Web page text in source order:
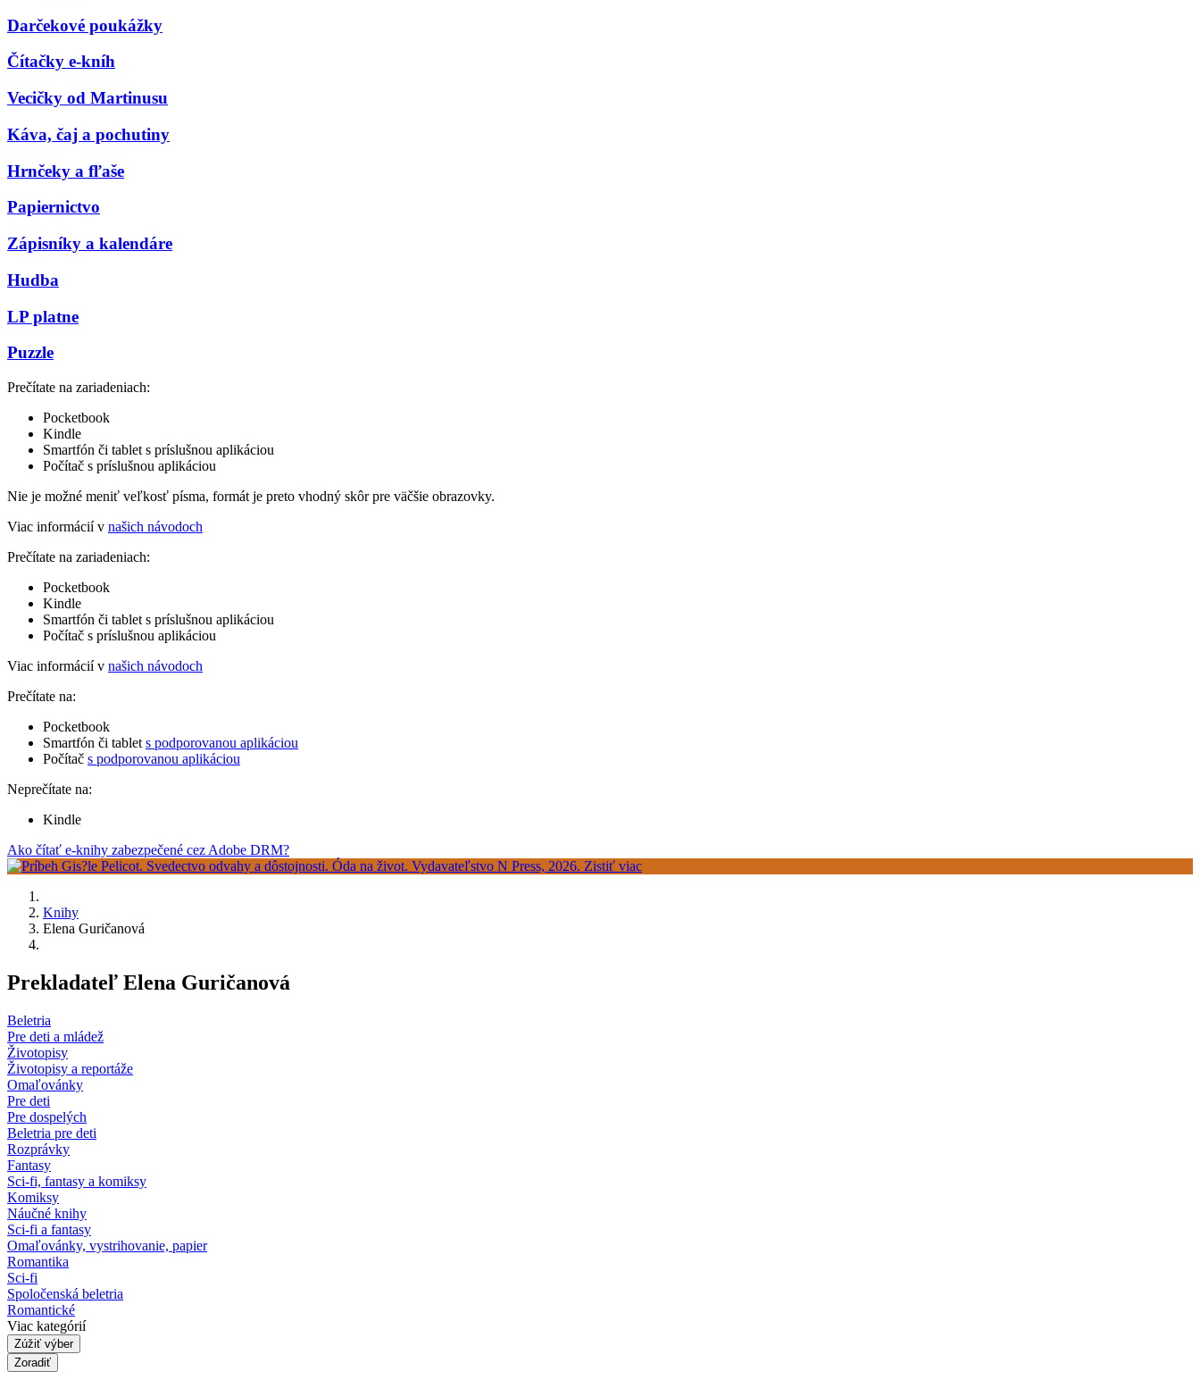
Darčekové poukážky
Čítačky e-kníh
Vecičky od Martinusu
Káva, čaj a pochutiny
Hrnčeky a fľaše
Papiernictvo
Zápisníky a kalendáre
Hudba
LP platne
Puzzle
Prečítate na zariadeniach:
Pocketbook
Kindle
Smartfón či tablet s príslušnou aplikáciou
Počítač s príslušnou aplikáciou
Nie je možné meniť veľkosť písma, formát je preto vhodný skôr pre väčšie obrazovky.
Viac informácií v našich návodoch
Prečítate na zariadeniach:
Pocketbook
Kindle
Smartfón či tablet s príslušnou aplikáciou
Počítač s príslušnou aplikáciou
Viac informácií v našich návodoch
Prečítate na:
Pocketbook
Smartfón či tablet s podporovanou aplikáciou
Počítač s podporovanou aplikáciou
Neprečítate na:
Kindle
Ako čítať e-knihy zabezpečené cez Adobe DRM?
Knihy
Elena Guričanová
Prekladateľ Elena Guričanová
Beletria
Pre deti a mládež
Životopisy
Životopisy a reportáže
Omaľovánky
Pre deti
Pre dospelých
Beletria pre deti
Rozprávky
Fantasy
Sci-fi, fantasy a komiksy
Komiksy
Náučné knihy
Sci-fi a fantasy
Omaľovánky, vystrihovanie, papier
Romantika
Sci-fi
Spoločenská beletria
Romantické
Viac kategórií
Zúžiť výber
Zoradiť